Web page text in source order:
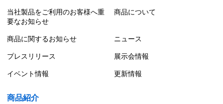
当社製品をご利用のお客様へ重
要なお知らせ
商品について
商品に関するお知らせ ニュース
プレスリリース 展示会情報
イベント情報 更新情報
商品紹介